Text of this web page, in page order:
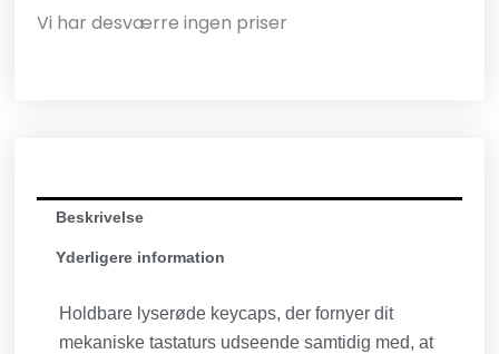
Vi har desværre ingen priser
Beskrivelse
Yderligere information
Holdbare lyserøde keycaps, der fornyer dit
mekaniske tastaturs udseende samtidig med, at